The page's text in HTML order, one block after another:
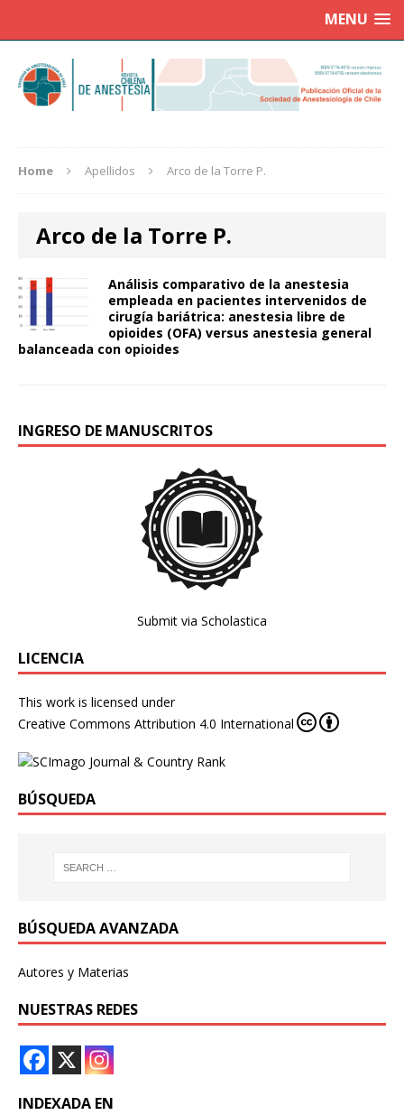
MENU
Home Apellidos Arco de la Torre P.
Arco de la Torre P.
Análisis comparativo de la anestesia
empleada en pacientes intervenidos de
cirugía bariátrica: anestesia libre de
opioides (OFA) versus anestesia general
balanceada con opioides
INGRESO DE MANUSCRITOS
Submit via Scholastica
LICENCIA
This work is licensed under
Creative Commons Attribution 4.0 International
BÚSQUEDA
BÚSQUEDA AVANZADA
Autores y Materias
NUESTRAS REDES
INDEXADA EN